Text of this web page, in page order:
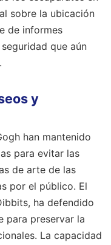
sobre la ubicación
de informes
que aún
y
han mantenido
para evitar las
de arte de las
por el público. El
ha defendido
para preservar la
La capacidad